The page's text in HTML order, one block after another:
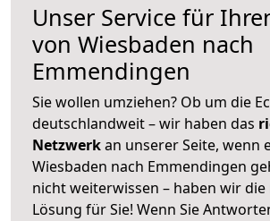
Unser Service für
von Wiesbaden nach
Emmendingen
Sie wollen umziehen? Ob um die
deutschlandweit – wir haben das
Netzwerkan unserer Seite, wenn
Wiesbaden nach Emmendingen
nicht weiterwissen – haben wir
Lösung für Sie! Wenn Sie